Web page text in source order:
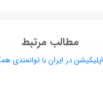
مطالب مرتبط